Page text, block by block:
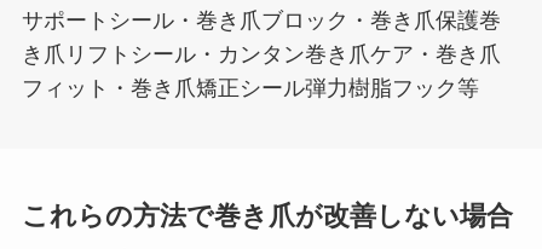
サポートシール・巻き爪ブロック・巻き爪保護巻
き爪リフトシール・カンタン巻き爪ケア・巻き爪
フィット・巻き爪矯正シール弾力樹脂フック等
これらの方法で巻き爪が改善しない場合